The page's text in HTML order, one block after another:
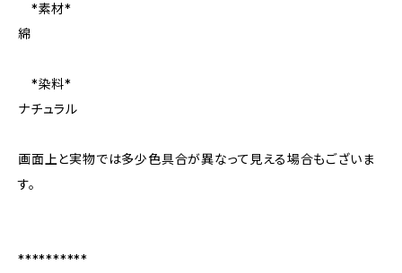
*素材*
綿
*染料*
ナチュラル
画面上と実物では多少色具合が異なって見える場合もございま
す。
**********